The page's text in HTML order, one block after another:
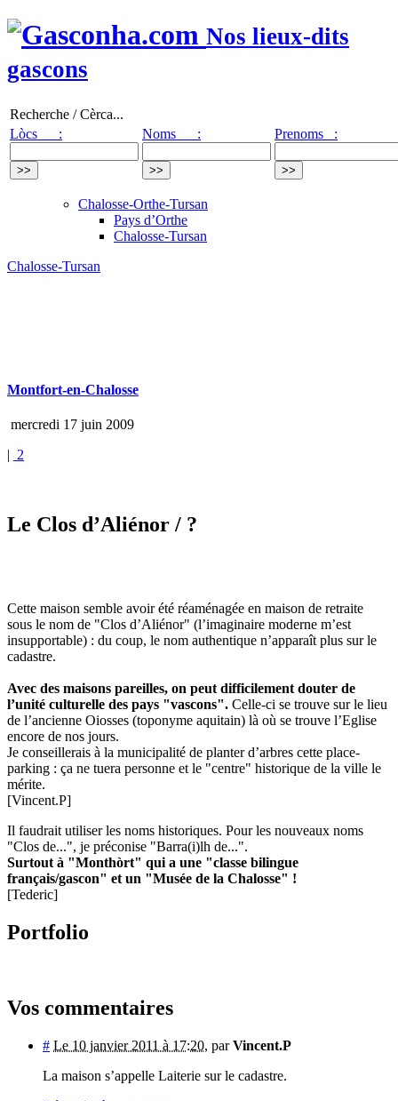
Nos lieux-dits
gascons
Recherche / Cèrca...
Lòcs :
Noms : Prenoms :
Chalosse-Orthe-Tursan
Pays d’Orthe
Chalosse-Tursan
Chalosse-Tursan
Montfort-en-Chalosse
mercredi 17 juin 2009
| 2
Le Clos d’Aliénor / ?
Cette maison semble avoir été réaménagée en maison de retraite
sous le nom de "Clos d’Aliénor" (l’imaginaire moderne m’est
insupportable) : du coup, le nom authentique n’apparaît plus sur le
cadastre.
Avec des maisons pareilles, on peut difficilement douter de
l’unité culturelle des pays "vascons". Celle-ci se trouve sur le lieu
de l’ancienne Oiosses (toponyme aquitain) là où se trouve l’Eglise
encore de nos jours.
Je conseillerais à la municipalité de planter d’arbres cette place-
parking : ça ne tuera personne et le "centre" historique de la ville le
mérite.
[Vincent.P]
Il faudrait utiliser les noms historiques. Pour les nouveaux noms
"Clos de...", je préconise "Barra(i)lh de...".
Surtout à "Monthòrt" qui a une "classe bilingue
français/gascon" et un "Musée de la Chalosse" !
[Tederic]
Portfolio
Vos commentaires
# Le 10 janvier 2011 à 17:20, parVincent.P
La maison s’appelle Laiterie sur le cadastre.